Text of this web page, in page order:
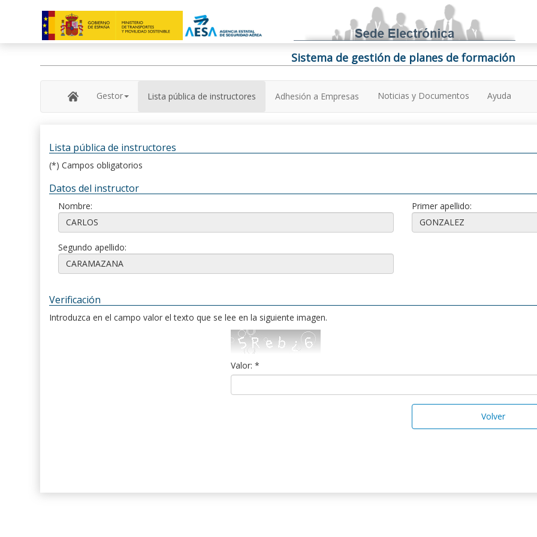
Sistema de gestión de planes de formación
Gestor Lista pública de instructores Adhesión a Empresas Noticias y Documentos Ayuda
Lista pública de instructores
(*) Campos obligatorios
Datos del instructor
Nombre: Primer apellido:
Segundo apellido:
Verificación
Introduzca en el campo valor el texto que se lee en la siguiente imagen.
Valor: *
Volver